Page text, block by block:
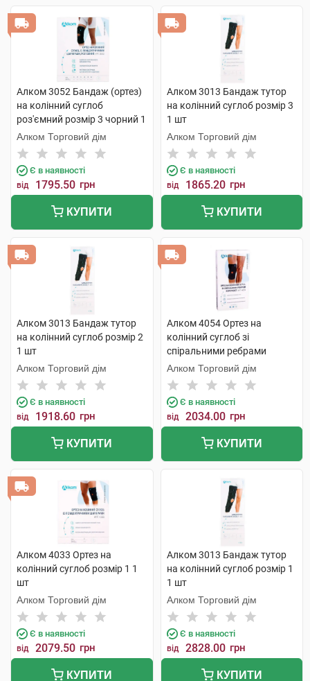
Алком 3052 Бандаж (ортез)
на колінний суглоб
роз'ємний розмір 3 чорний 1
шт
Алком Торговий дім
Є в наявності
від 1795.50 грн
КУПИТИ
Алком 3013 Бандаж тутор
на колінний суглоб розмір 3
1 шт
Алком Торговий дім
Є в наявності
від 1865.20 грн
КУПИТИ
Алком 3013 Бандаж тутор
на колінний суглоб розмір 2
1 шт
Алком Торговий дім
Є в наявності
від 1918.60 грн
КУПИТИ
Алком 4054 Ортез на
колінний суглоб зі
спіральними ребрами
жорсткості 1 шт
Алком Торговий дім
Є в наявності
від 2034.00 грн
КУПИТИ
Алком 4033 Ортез на
колінний суглоб розмір 1 1
шт
Алком Торговий дім
Є в наявності
від 2079.50 грн
КУПИТИ
Алком 3013 Бандаж тутор
на колінний суглоб розмір 1
1 шт
Алком Торговий дім
Є в наявності
від 2828.00 грн
КУПИТИ